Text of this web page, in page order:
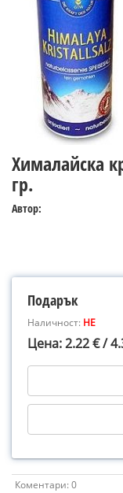
Хималайска
гр.
Автор:
Подарък
Наличност: НЕ
Цена: 2.22 € /
Коментари: 0